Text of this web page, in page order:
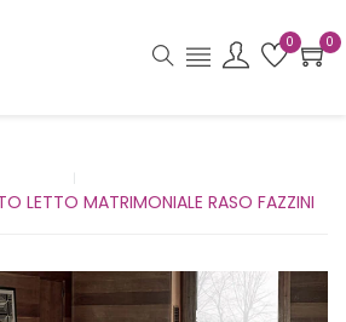
0 0
LETTO MATRIMONIALE RASO FAZZINI